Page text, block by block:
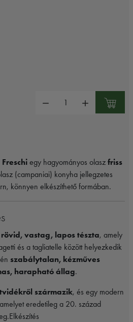
egy hagyományos olasz friss
(campaniai) konyha jellegzetes
könnyen elkészíthető formában.
rövid, vastag, lapos tészta, amely
és a tagliatelle között helyezkedik
szabálytalan, kézműves
harapható állag.
származik, és egy modern
eredetileg a 20. század